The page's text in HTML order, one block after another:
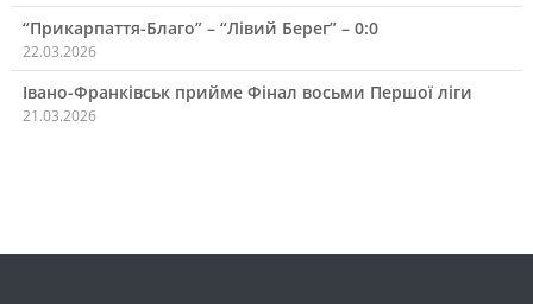
“Прикарпаття-Благо” – “Лівий Берег” – 0:0
22.03.2026
Івано-Франківськ прийме Фінал восьми Першої ліги
21.03.2026